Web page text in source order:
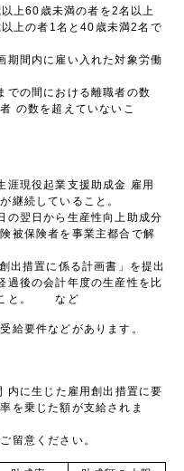
60歳未満の者を2名以上
上の者1名と40歳未満2名で
期間内に雇い入れた対象労働
での間における離職者の数
の数を超えていないこ
涯現役起業支援助成金 雇用
継続していること。
の翌日から生産性向上助成分
被保険者を事業主都合で解
出措置に係る計画書」を提出
過後の会計年度の生産性を比
こと。 など
給要件などがあります。
内に生じた雇用創出措置に要
を乗じた額が支給されま
留意ください。